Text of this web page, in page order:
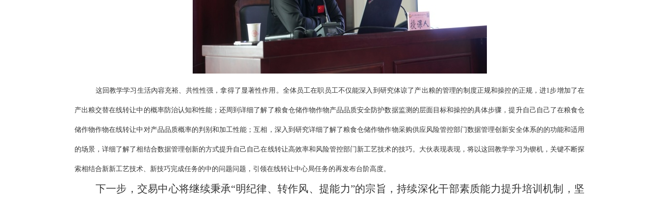
这回教学学习生活內容充裕、共性性强，拿得了显著性作用。全体员工在职员工不仅能深入到研究体谅了产出粮的管理的制度正规和操控的正规，进1步增加了在
产出粮交替在线转让中的概率防治认知和性能；还周到详细了解了粮食仓储作物作物产品品质安全防护数据监测的层面目标和操控的具体步骤，提升自己自己了在粮食仓
储作物作物在线转让中对产品品质概率的判别和加工性能；互相，深入到研究详细了解了粮食仓储作物作物采购供应风险管控部门数据管理创新安全体系的的功能和适用
的场景，详细了解了相结合数据管理创新的方式提升自己自己在线转让高效率和风险管控部门新工艺技术的技巧。大伙表现表现，将以这回教学学习为锲机，关键不断探
索相结合新新工艺技术、新技巧完成任务的中的问题问题，引领在线转让中心局任务的再发布台阶高度。
下一步，交易中心将继续秉承“明纪律、转作风、提能力”的宗旨，持续深化干部素质能力提升培训机制，坚